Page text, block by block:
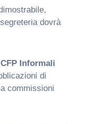
dovrà
CFP Informali
di
commissioni